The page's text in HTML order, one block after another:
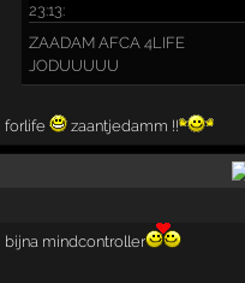
23:13:
ZAADAM AFCA 4LIFE
JODUUUUU
forlife zaantjedamm !!
bijna mindcontroller